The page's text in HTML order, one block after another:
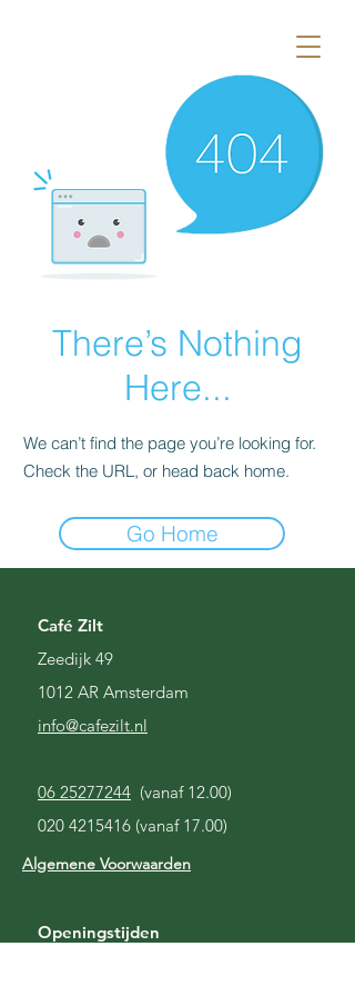
There’s Nothing
Here...
We can’t find the page you’re looking for.
Check the URL, or head back home.
Go Home
Café Zilt
Zeedijk 49
1012 AR Amsterdam
info@cafezilt.nl
06 25277244 (vanaf 12.00)
020 4215416 (vanaf 17.00)
Algemene Voorwaarden
Openingstijden